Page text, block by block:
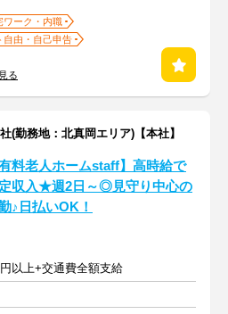
ワーク・内職
自由・自己申告
る
(勤務地：北真岡エリア)【本社】
有料老人ホームstaff】高時給で
収入★週2日～◎見守り中心の
♪日払いOK！
以上+交通費全額支給